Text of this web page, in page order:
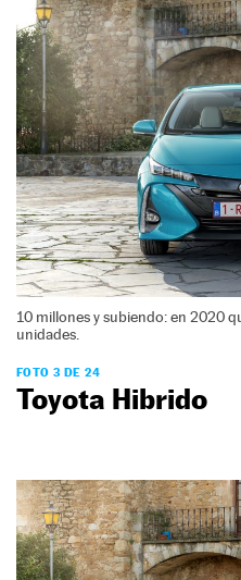
10 millones y subiendo: en 2020
unidades.
FOTO 3 DE 24
Toyota Hibrido